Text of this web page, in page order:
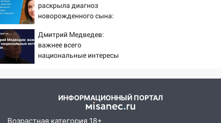
раскрыла диагноз
новорожденного сына:
смысла
Дмитрий Медведев:
важнее всего
национальные интересы
ИНФОРМАЦИОННЫЙ ПОРТАЛ
Возрастная категория 18+